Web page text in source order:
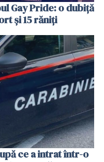
Gay Pride: o dubiță
și 15 răniți
ce a intrat într-o